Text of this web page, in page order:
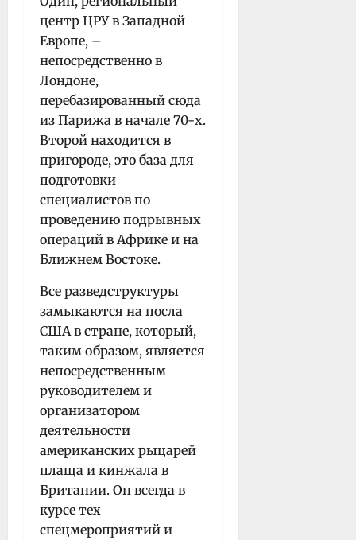
центр ЦРУ в Западной
Европе, –
непосредственно в
Лондоне,
перебазированный сюда
из Парижа в начале 70-х.
Второй находится в
пригороде, это база для
подготовки
специалистов по
проведению подрывных
операций в Африке и на
Ближнем Востоке.
Все разведструктуры
замыкаются на посла
США в стране, который,
таким образом, является
непосредственным
руководителем и
организатором
деятельности
американских рыцарей
плаща и кинжала в
Британии. Он всегда в
курсе тех
спецмероприятий и